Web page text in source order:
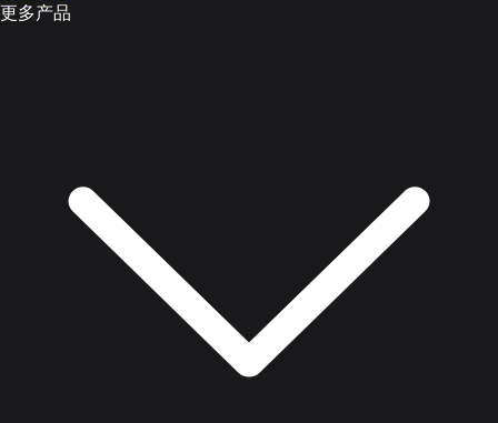
更多产品